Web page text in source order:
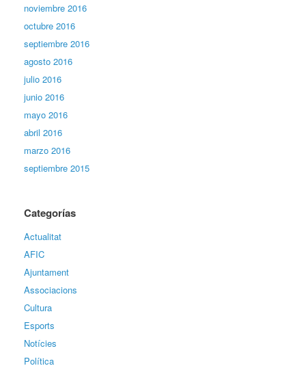
noviembre 2016
octubre 2016
septiembre 2016
agosto 2016
julio 2016
junio 2016
mayo 2016
abril 2016
marzo 2016
septiembre 2015
Categorías
Actualitat
AFIC
Ajuntament
Associacions
Cultura
Esports
Notícies
Política